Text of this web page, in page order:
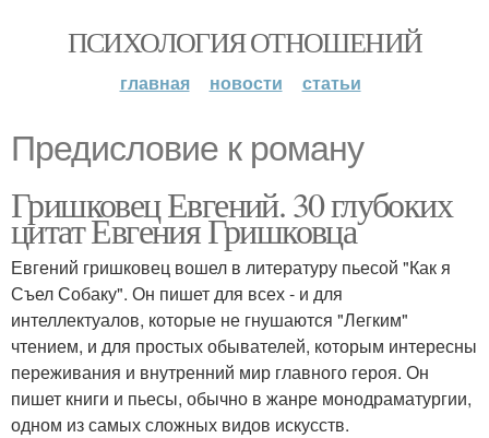
ПСИХОЛОГИЯ ОТНОШЕНИЙ
главная новости статьи
Предисловие к роману
Гришковец Евгений. 30 глубоких
цитат Евгения Гришковца
Евгений гришковец вошел в литературу пьесой "Как я
Съел Собаку". Он пишет для всех - и для
интеллектуалов, которые не гнушаются "Легким"
чтением, и для простых обывателей, которым интересны
переживания и внутренний мир главного героя. Он
пишет книги и пьесы, обычно в жанре монодраматургии,
одном из самых сложных видов искусств.